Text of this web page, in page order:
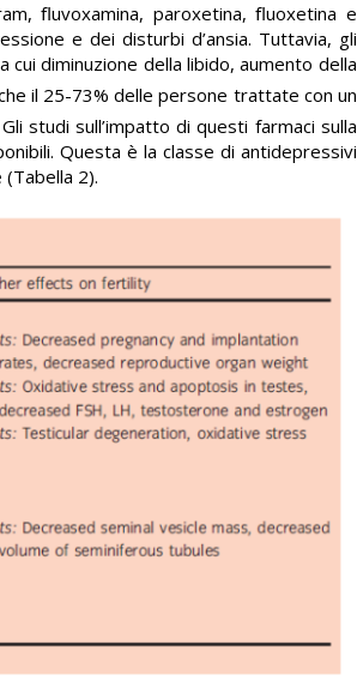
ﬂuvoxamina, paroxetina, ﬂuoxetina e
e dei disturbi d’ansia. Tuttavia, gli
diminuzione della libido, aumento della
il 25-73% delle persone trattate con un
studi sull’impatto di questi farmaci sulla
Questa è la classe di antidepressivi
2).